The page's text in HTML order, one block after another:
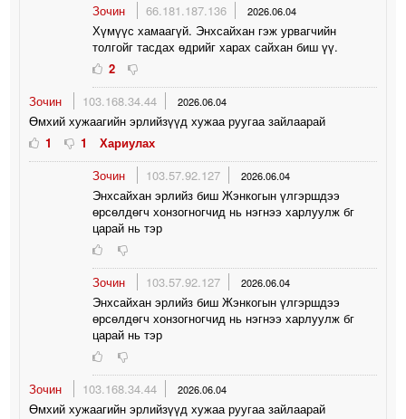
Зочин
66.181.187.136 2026.06.04
Хүмүүс хамаагүй. Энхсайхан гэж урвагчийн
толгойг тасдах өдрийг харах сайхан биш үү.
2
Зочин
103.168.34.44 2026.06.04
Өмхий хужаагийн эрлийзүүд хужаа руугаа зайлаарай
1
1
Хариулах
Зочин
103.57.92.127 2026.06.04
Энхсайхан эрлийз биш Жэнкогын үлгэршдээ
өрсөлдөгч хонзогногчид нь нэгнээ харлуулж бг
царай нь тэр
Зочин 103.57.92.127 2026.06.04
Энхсайхан эрлийз биш Жэнкогын үлгэршдээ
өрсөлдөгч хонзогногчид нь нэгнээ харлуулж бг
царай нь тэр
Зочин 103.168.34.44 2026.06.04
Өмхий хужаагийн эрлийзүүд хужаа руугаа зайлаарай